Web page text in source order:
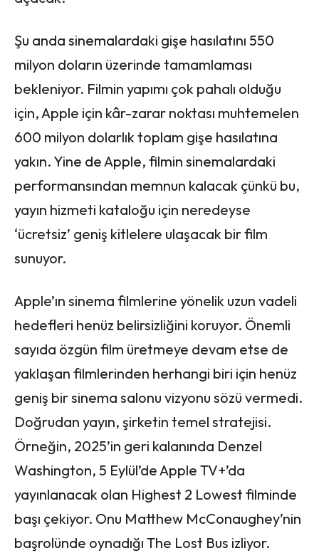
Şu anda sinemalardaki gişe hasılatını 550
milyon doların üzerinde tamamlaması
bekleniyor. Filmin yapımı çok pahalı olduğu
için, Apple için kâr-zarar noktası muhtemelen
600 milyon dolarlık toplam gişe hasılatına
yakın. Yine de Apple, filmin sinemalardaki
performansından memnun kalacak çünkü bu,
yayın hizmeti kataloğu için neredeyse
‘ücretsiz’ geniş kitlelere ulaşacak bir film
sunuyor.
Apple’ın sinema filmlerine yönelik uzun vadeli
hedefleri henüz belirsizliğini koruyor. Önemli
sayıda özgün film üretmeye devam etse de
yaklaşan filmlerinden herhangi biri için henüz
geniş bir sinema salonu vizyonu sözü vermedi.
Doğrudan yayın, şirketin temel stratejisi.
Örneğin, 2025’in geri kalanında Denzel
Washington, 5 Eylül’de Apple TV+’da
yayınlanacak olan Highest 2 Lowest filminde
başı çekiyor. Onu Matthew McConaughey’nin
başrolünde oynadığı The Lost Bus izliyor.